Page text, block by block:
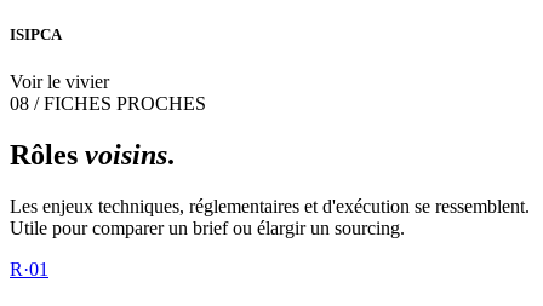
ISIPCA
Voir le vivier
08 / FICHES PROCHES
Rôles voisins.
Les enjeux techniques, réglementaires et d'exécution se ressemblent.
Utile pour comparer un brief ou élargir un sourcing.
R·01